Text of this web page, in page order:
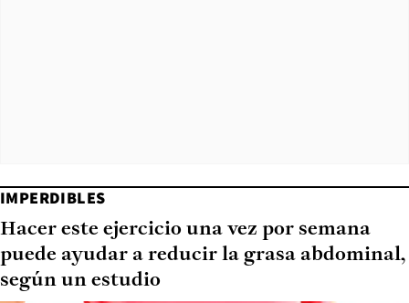
IMPERDIBLES
Hacer este ejercicio una vez por semana
puede ayudar a reducir la grasa abdominal,
según un estudio